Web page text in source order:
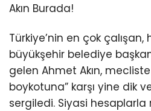
Akın Burada!
Türkiye’nin en çok
büyükşehir belediye
gelen Ahmet Akın,
boykotuna” karşı yine dik
sergiledi. Siyasi hesaplarla